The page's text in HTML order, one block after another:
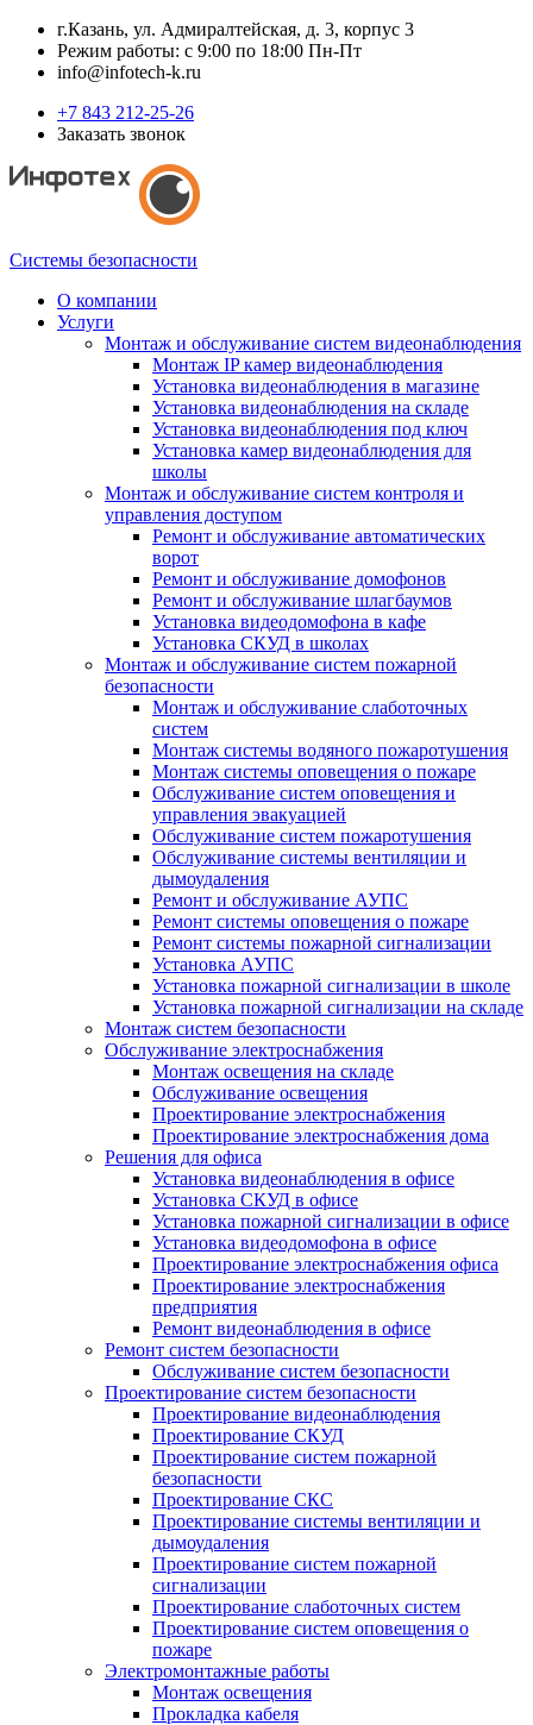
г.Казань, ул. Адмиралтейская, д. 3, корпус 3
Режим работы: с 9:00 по 18:00 Пн-Пт
info@infotech-k.ru
+7 843 212-25-26
Заказать звонок
Системы безопасности
О компании
Услуги
Монтаж и обслуживание систем видеонаблюдения
Монтаж IP камер видеонаблюдения
Установка видеонаблюдения в магазине
Установка видеонаблюдения на складе
Установка видеонаблюдения под ключ
Установка камер видеонаблюдения для
школы
Монтаж и обслуживание систем контроля и
управления доступом
Ремонт и обслуживание автоматических
ворот
Ремонт и обслуживание домофонов
Ремонт и обслуживание шлагбаумов
Установка видеодомофона в кафе
Установка СКУД в школах
Монтаж и обслуживание систем пожарной
безопасности
Монтаж и обслуживание слаботочных
систем
Монтаж системы водяного пожаротушения
Монтаж системы оповещения о пожаре
Обслуживание систем оповещения и
управления эвакуацией
Обслуживание систем пожаротушения
Обслуживание системы вентиляции и
дымоудаления
Ремонт и обслуживание АУПС
Ремонт системы оповещения о пожаре
Ремонт системы пожарной сигнализации
Установка АУПС
Установка пожарной сигнализации в школе
Установка пожарной сигнализации на складе
Монтаж систем безопасности
Обслуживание электроснабжения
Монтаж освещения на складе
Обслуживание освещения
Проектирование электроснабжения
Проектирование электроснабжения дома
Решения для офиса
Установка видеонаблюдения в офисе
Установка СКУД в офисе
Установка пожарной сигнализации в офисе
Установка видеодомофона в офисе
Проектирование электроснабжения офиса
Проектирование электроснабжения
предприятия
Ремонт видеонаблюдения в офисе
Ремонт систем безопасности
Обслуживание систем безопасности
Проектирование систем безопасности
Проектирование видеонаблюдения
Проектирование СКУД
Проектирование систем пожарной
безопасности
Проектирование СКС
Проектирование системы вентиляции и
дымоудаления
Проектирование систем пожарной
сигнализации
Проектирование слаботочных систем
Проектирование систем оповещения о
пожаре
Электромонтажные работы
Монтаж освещения
Прокладка кабеля